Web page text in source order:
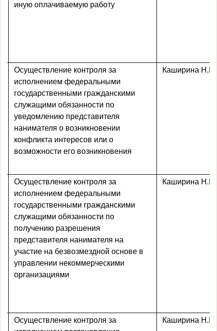
иную оплачиваемую работу
Осуществление контроля за
исполнением федеральными
государственными гражданскими
служащими обязанности по
уведомлению представителя
нанимателя о возникновении
конфликта интересов или о
возможности его возникновения
Каширина
Осуществление контроля за
исполнением федеральными
государственными гражданскими
служащими обязанности по
получению разрешения
представителя нанимателя на
участие на безвозмездной основе в
управлении некоммерческими
организациями
Каширина
Осуществление контроля за
Каширина